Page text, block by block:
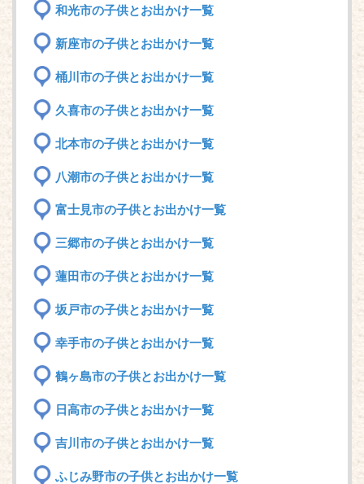
和光市の子供とお出かけ一覧
新座市の子供とお出かけ一覧
桶川市の子供とお出かけ一覧
久喜市の子供とお出かけ一覧
北本市の子供とお出かけ一覧
八潮市の子供とお出かけ一覧
富士見市の子供とお出かけ一覧
三郷市の子供とお出かけ一覧
蓮田市の子供とお出かけ一覧
坂戸市の子供とお出かけ一覧
幸手市の子供とお出かけ一覧
鶴ヶ島市の子供とお出かけ一覧
日高市の子供とお出かけ一覧
吉川市の子供とお出かけ一覧
ふじみ野市の子供とお出かけ一覧